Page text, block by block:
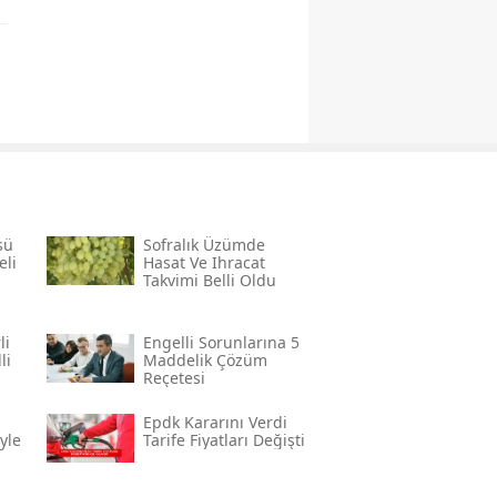
Sofralık Üzümde
Hasat Ve Ihracat
Takvimi Belli Oldu
Engelli Sorunlarına 5
Maddelik Çözüm
Reçetesi
Epdk Kararını Verdi
Tarife Fiyatları Değişti